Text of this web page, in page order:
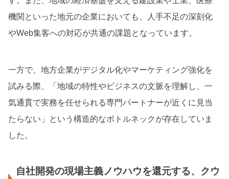
機関といった地元の企業においても、人手不足の深刻化
やWeb集客への対応が共通の課題となっています。
一方で、地方企業がデジタル化やマーケティング強化を
試みる際、「地域の特性やビジネスの文脈を理解し、一
気通貫で実務を任せられる専門パートナーが近くに見当
たらない」という構造的なボトルネックが存在していま
した。
自社開発の現場主義ノウハウを還元する、クウ